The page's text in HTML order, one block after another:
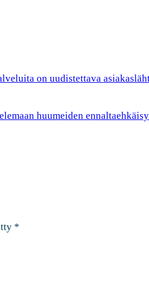
on uudistettava
huumeiden
*